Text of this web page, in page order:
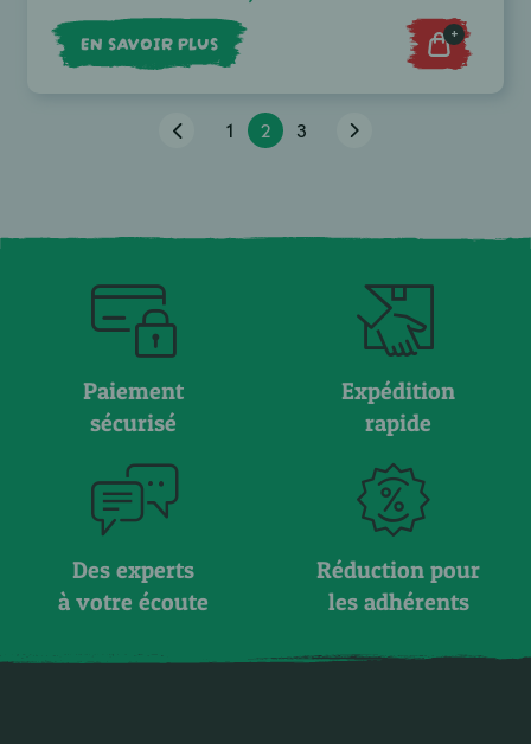
EN SAVOIR PLUS +
1 2 3
Paiement
sécurisé
Expédition
rapide
Des experts
à votre écoute
Réduction pour
les adhérents